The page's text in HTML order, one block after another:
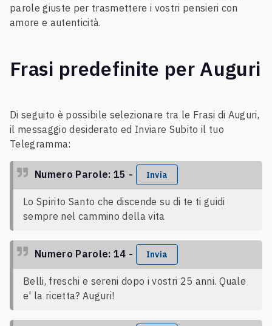
parole giuste per trasmettere i vostri pensieri con
amore e autenticità.
Frasi predefinite per Auguri
Di seguito è possibile selezionare tra le Frasi di Auguri,
il messaggio desiderato ed Inviare Subito il tuo
Telegramma:
Numero Parole: 15 - Invia
Lo Spirito Santo che discende su di te ti guidi
sempre nel cammino della vita
Numero Parole: 14 - Invia
Belli, freschi e sereni dopo i vostri 25 anni. Quale
e' la ricetta? Auguri!